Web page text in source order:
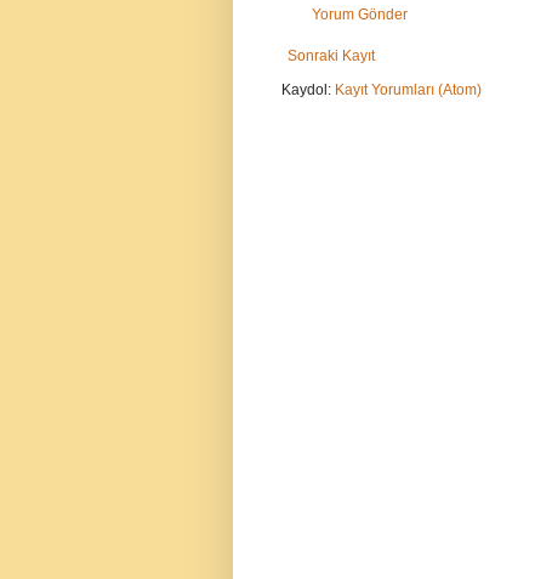
Yorum Gönder
Sonraki Kayıt
Kaydol: Kayıt Yorumları (Atom)